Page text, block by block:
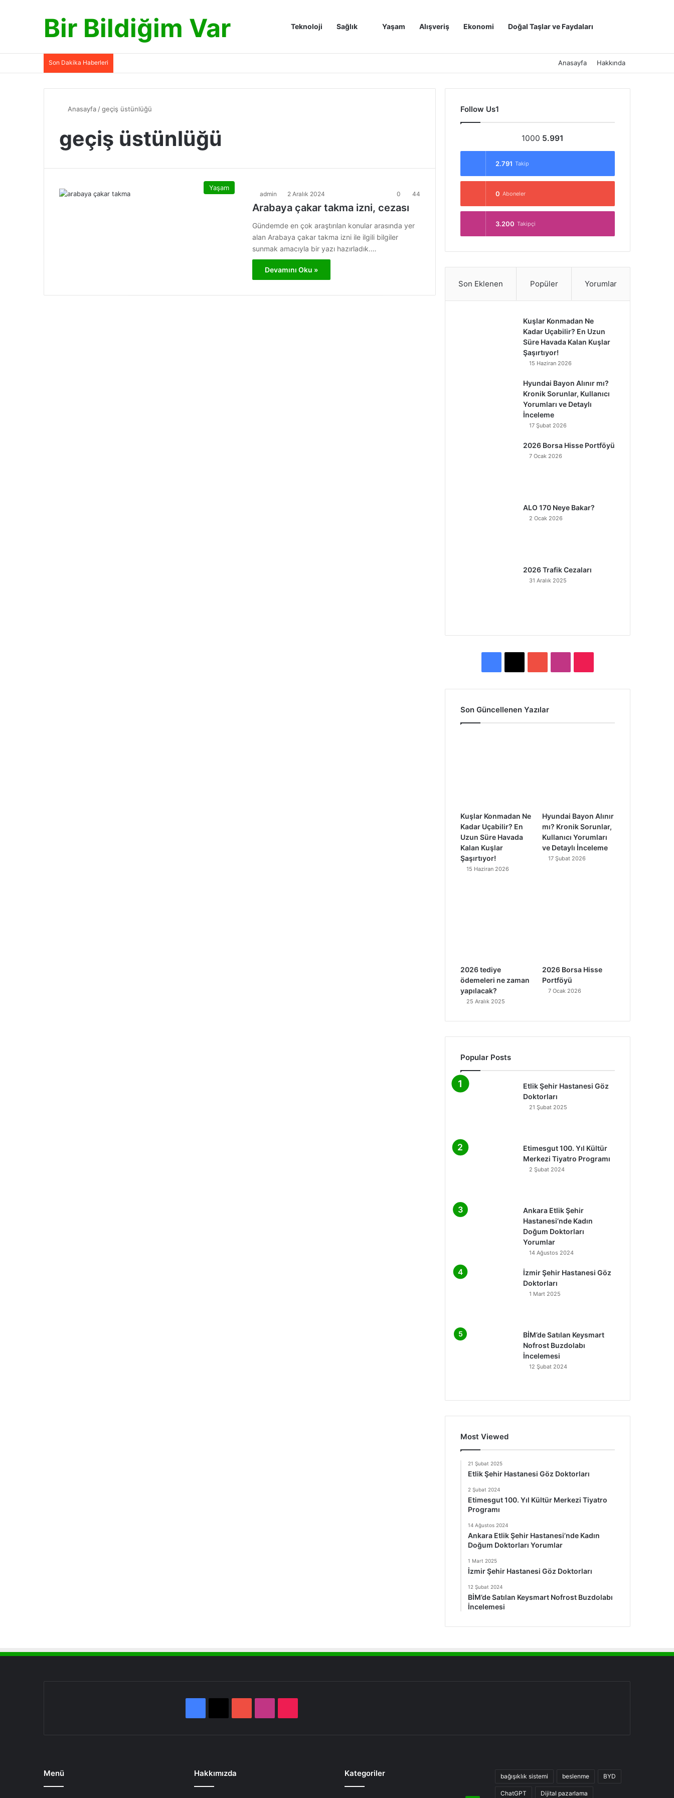
Bir Bildiğim Var Anasayfa
Teknoloji Sağlık Yaşam Alışveriş Ekonomi Doğal Taşlar ve Faydaları
Son Dakika Haberleri Anasayfa Hakkında
Anasayfa /geçiş üstünlüğü
geçiş üstünlüğü
Yaşam
admin 2 Aralık 2024 0 44
Arabaya çakar takma izni, cezası
Gündemde en çok araştırılan konular arasında yer
alan Arabaya çakar takma izni ile ilgili bilgiler
sunmak amacıyla bir yazı hazırladık.…
Devamını Oku »
Follow Us1
1000 5.991
2.791 Takip
0 Aboneler
3.200 Takipçi
Son Eklenen Popüler Yorumlar
Kuşlar Konmadan Ne
Kadar Uçabilir? En Uzun
Süre Havada Kalan Kuşlar
Şaşırtıyor!
15 Haziran 2026
Hyundai Bayon Alınır mı?
Kronik Sorunlar, Kullanıcı
Yorumları ve Detaylı
İnceleme
17 Şubat 2026
2026 Borsa Hisse Portföyü
7 Ocak 2026
ALO 170 Neye Bakar?
2 Ocak 2026
2026 Trafik Cezaları
31 Aralık 2025
e
T
t
T
Son Güncellenen Yazılar
Kuşlar Konmadan Ne
Kadar Uçabilir? En
Uzun Süre Havada
Kalan Kuşlar
Şaşırtıyor!
15 Haziran 2026
Hyundai Bayon Alınır
mı? Kronik Sorunlar,
Kullanıcı Yorumları
ve Detaylı İnceleme
17 Şubat 2026
2026 tediye
ödemeleri ne zaman
yapılacak?
25 Aralık 2025
2026 Borsa Hisse
Portföyü
7 Ocak 2026
Popular Posts
Etlik Şehir Hastanesi Göz
Doktorları
21 Şubat 2025
Etimesgut 100. Yıl Kültür
Merkezi Tiyatro Programı
2 Şubat 2024
Ankara Etlik Şehir
Hastanesi’nde Kadın
Doğum Doktorları
Yorumlar
14 Ağustos 2024
İzmir Şehir Hastanesi Göz
Doktorları
1 Mart 2025
BİM’de Satılan Keysmart
Nofrost Buzdolabı
İncelemesi
12 Şubat 2024
Most Viewed
21 Şubat 2025
Etlik Şehir Hastanesi Göz Doktorları
2 Şubat 2024
Etimesgut 100. Yıl Kültür Merkezi Tiyatro
Programı
14 Ağustos 2024
Ankara Etlik Şehir Hastanesi’nde Kadın
Doğum Doktorları Yorumlar
1 Mart 2025
İzmir Şehir Hastanesi Göz Doktorları
12 Şubat 2024
BİM’de Satılan Keysmart Nofrost Buzdolabı
İncelemesi
Menü Hakkımızda Kategoriler bağışıklık sistemi beslenme BYD
ChatGPT Dijital pazarlama